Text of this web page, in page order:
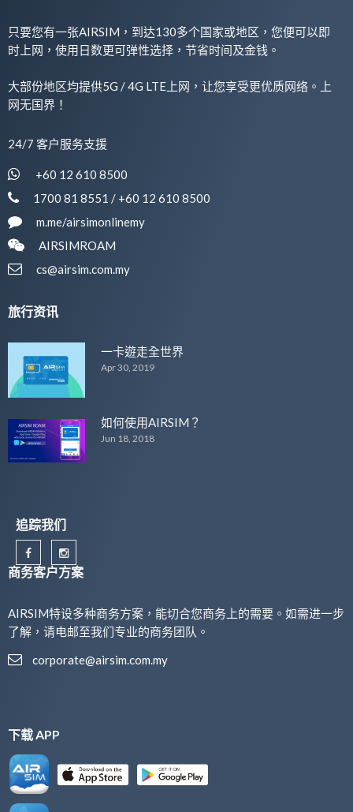
只要您有一张AIRSIM，到达130多个国家或地区，您便可以即
时上网，使用日数更可弹性选择，节省时间及金钱。
大部份地区均提供5G / 4G LTE上网，让您享受更优质网络。上
网无国界！
24/7 客户服务支援
+60 12 610 8500
1700 81 8551 / +60 12 610 8500
m.me/airsimonlinemy
AIRSIMROAM
cs@airsim.com.my
旅行资讯
一卡遊走全世界
Apr 30, 2019
如何使用AIRSIM？
Jun 18, 2018
追踪我们
商务客户方案
AIRSIM特设多种商务方案，能切合您商务上的需要。如需进一步
了解，请电邮至我们专业的商务团队。
corporate@airsim.com.my
下载 APP